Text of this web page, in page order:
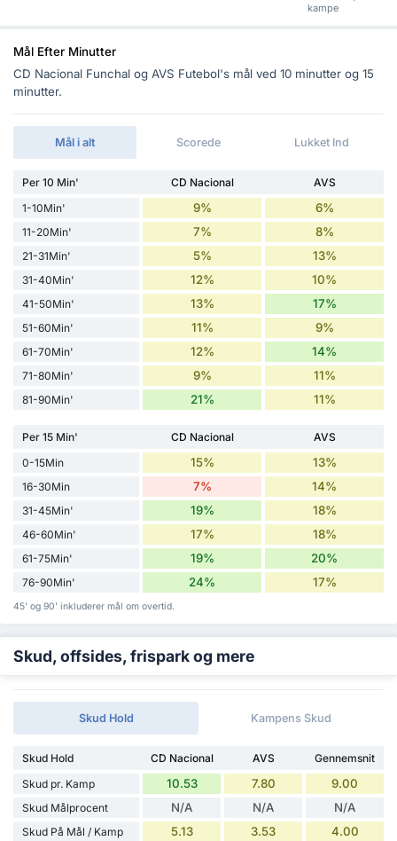
kampe
Mål Efter Minutter
CD Nacional Funchal og AVS Futebol's mål ved 10 minutter og 15
minutter.
Mål i alt Scorede Lukket Ind
Per 10 Min' CD Nacional
AVS
1-10Min'
9% 6%
11-20Min' 7% 8%
21-31Min' 5% 13%
31-40Min' 12% 10%
41-50Min' 13% 17%
51-60Min' 11% 9%
61-70Min' 12% 14%
71-80Min' 9% 11%
81-90Min' 21% 11%
Per 15 Min' CD Nacional
AVS
0-15Min
15% 13%
16-30Min 7% 14%
31-45Min' 19% 18%
46-60Min' 17% 18%
61-75Min' 19% 20%
76-90Min' 24% 17%
45' og 90' inkluderer mål om overtid.
Skud, offsides, frispark og mere
Skud Hold Kampens Skud
Skud Hold CD Nacional AVS
Gennemsnit
Skud pr. Kamp
10.53 7.80 9.00
Skud Målprocent N/A N/A N/A
Skud På Mål / Kamp 5.13 3.53 4.00